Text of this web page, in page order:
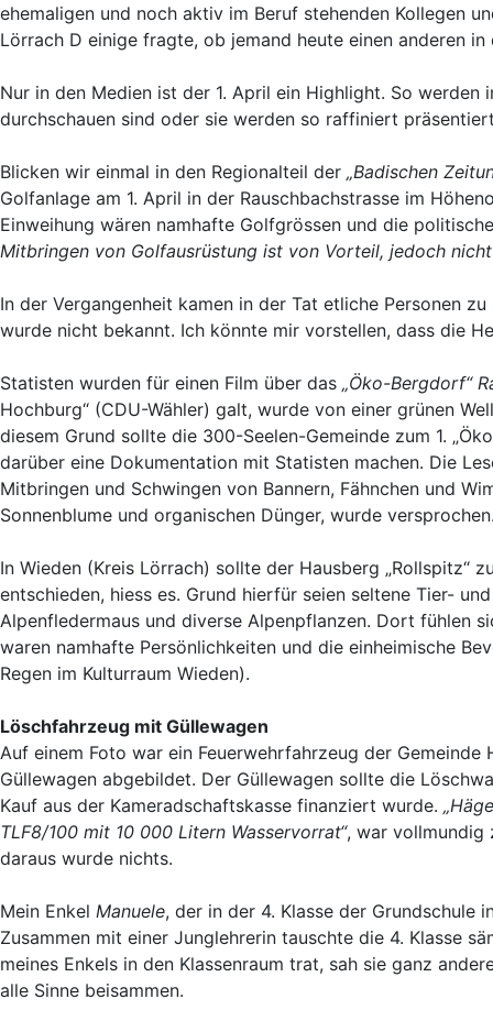
ehemaligen und noch aktiv im Beruf stehenden Kollegen
Lörrach D einige fragte, ob jemand heute einen anderen
Nur in den Medien ist der 1. April ein Highlight. So
durchschauen sind oder sie werden so raffiniert
Blicken wir einmal in den Regionalteil der „Badischen
Golfanlage am 1. April in der Rauschbachstrasse im
Einweihung wären namhafte Golfgrössen und die
Mitbringen von Golfausrüstung ist von Vorteil, jedoch nicht
In der Vergangenheit kamen in der Tat etliche Personen
wurde nicht bekannt. Ich könnte mir vorstellen, dass die
Statisten wurden für einen Film über das „Öko-Bergdorf“
Hochburg“ (CDU-Wähler) galt, wurde von einer grünen
diesem Grund sollte die 300-Seelen-Gemeinde zum 1.
darüber eine Dokumentation mit Statisten machen. Die
Mitbringen und Schwingen von Bannern, Fähnchen und
Sonnenblume und organischen Dünger, wurde
In Wieden (Kreis Lörrach) sollte der Hausberg „Rollspitz“
entschieden, hiess es. Grund hierfür seien seltene Tier-
Alpenfledermaus und diverse Alpenpflanzen. Dort fühlen
waren namhafte Persönlichkeiten und die einheimische
Regen im Kulturraum Wieden).
Löschfahrzeug mit Güllewagen
Auf einem Foto war ein Feuerwehrfahrzeug der
Güllewagen abgebildet. Der Güllewagen sollte die
Kauf aus der Kameradschaftskasse finanziert wurde.
TLF8/100 mit 10 000 Litern Wasservorrat“, war vollmundig
daraus wurde nichts.
Mein Enkel Manuele, der in der 4. Klasse der Grundschule
Zusammen mit einer Junglehrerin tauschte die 4. Klasse
meines Enkels in den Klassenraum trat, sah sie ganz
alle Sinne beisammen.